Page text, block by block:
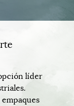
líder